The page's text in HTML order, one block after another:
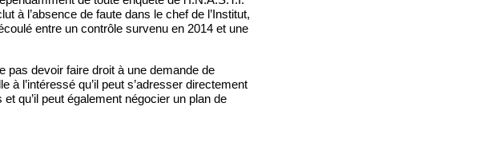
à l’absence de faute dans le chef de l’Institut,
entre un contrôle survenu en 2014 et une
pas devoir faire droit à une demande de
l’intéressé qu’il peut s’adresser directement
qu’il peut également négocier un plan de